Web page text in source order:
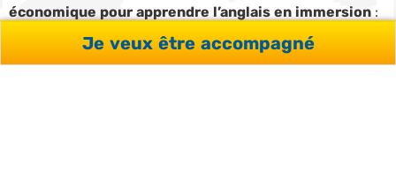
économique pour apprendre l’anglais en immersion :
nos cours en école de langue à Cork démarrent à 220 €
les 20 cours par semaine pour des programmes de
Je veux être accompagné